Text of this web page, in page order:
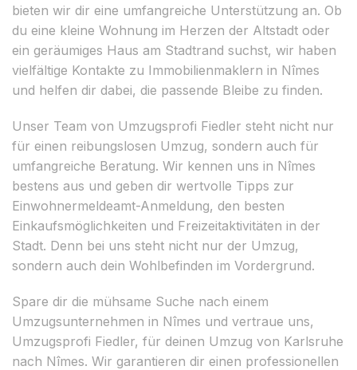
bieten wir dir eine umfangreiche Unterstützung an. Ob
du eine kleine Wohnung im Herzen der Altstadt oder
ein geräumiges Haus am Stadtrand suchst, wir haben
vielfältige Kontakte zu Immobilienmaklern in Nîmes
und helfen dir dabei, die passende Bleibe zu finden.
Unser Team von Umzugsprofi Fiedler steht nicht nur
für einen reibungslosen Umzug, sondern auch für
umfangreiche Beratung. Wir kennen uns in Nîmes
bestens aus und geben dir wertvolle Tipps zur
Einwohnermeldeamt-Anmeldung, den besten
Einkaufsmöglichkeiten und Freizeitaktivitäten in der
Stadt. Denn bei uns steht nicht nur der Umzug,
sondern auch dein Wohlbefinden im Vordergrund.
Spare dir die mühsame Suche nach einem
Umzugsunternehmen in Nîmes und vertraue uns,
Umzugsprofi Fiedler, für deinen Umzug von Karlsruhe
nach Nîmes. Wir garantieren dir einen professionellen